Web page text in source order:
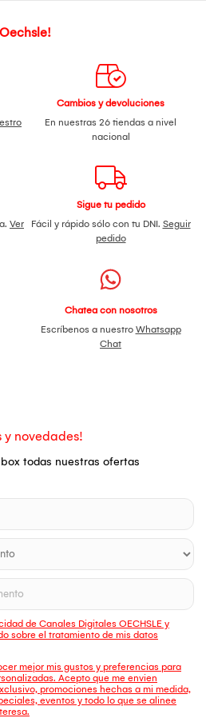
Cambios y devoluciones
En nuestras 26 tiendas a nivel
nacional
Ver
Sigue tu pedido
Fácil y rápido sólo con tu DNI. Seguir
pedido
Chatea con nosotros
Escríbenos a nuestro Whatsapp
Chat
y novedades!
todas nuestras ofertas
de Canales Digitales OECHSLE y
sobre el tratamiento de mis datos
mejor mis gustos y preferencias para
Acepto que me envien
promociones hechas a mi medida,
eventos y todo lo que se alinee